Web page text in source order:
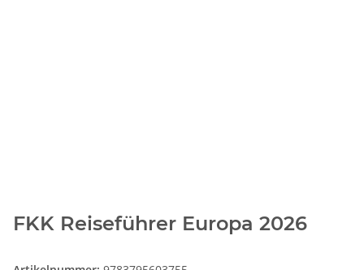
FKK Reiseführer Europa 2026